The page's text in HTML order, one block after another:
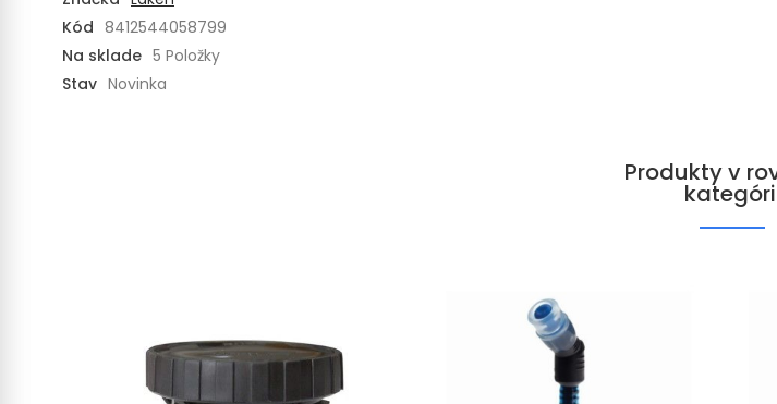
Kód 8412544058799
Na sklade 5 Položky
Stav Novinka
Produkty v